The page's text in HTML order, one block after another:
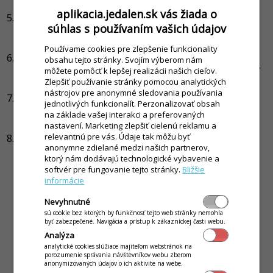
Skontrolujte, či je správne nastavený "Typ-> Účet
bankový" a "Druh-> 1 - Úhrady stravy účet". Doplnte
číslo výpisu.
Do formulára zo zoznamom úhrad kliknite pravým
tlačidlo myši. Zo zobrazenej ponuky vyberte možnosť
Načítať výpis" a vyberte banku.
Vyberte vo Vašom počítači adresár v ktorom máte
výpisy uložené a vyberte konkrétny výpis, výber
potvrdíte kliknutím na tlačidlo OK.
V zobrazenom formulári "Hromadná úhrada
zobrazia naimportované úhrady.
Ak je záznam označený zelenou farbou, aplikácia
korektne spárovala platbu so stravníkom. (V stĺpci
suma sa nachádza údaj o výške platby daného
stravníka. V stĺpci Neuhradené, je zobrazená
čiastka, ktorá zostáva stravníkovi doplatiť. V
prípade, že je táto suma označená s mínusovým
znamienkom, je to preplatok stravníka. V stĺpci
rozdiel, je finančný rozdiel úhrady, oproti
aplikacia.jedalen.sk vás žiada o
súhlas s používaním vašich údajov
Používame cookies pre zlepšenie funkcionality
obsahu tejto stránky. Svojím výberom nám
môžete pomôcť k lepšej realizácii našich cieľov.
Zlepšiť používanie stránky pomocou analytických
nástrojov pre anonymné sledovania používania
jednotlivých funkcionalít. Perzonalizovať obsah
na základe vašej interakci a preferovaných
nastavení. Marketing zlepšiť cielenú reklamu a
relevantnú pre vás. Údaje tak môžu byť
anonymne zdielané medzi našich partnerov,
ktorý nám dodávajú technologické vybavenie a
softvér pre fungovanie tejto stránky.Bližšie
informácie
Nevyhnutné
sú cookie bez ktorých by funkčnosť tejto web stránky nemohla
byť zabezpečené. Navigácia a prístup k zákazníckej časti webu.
Analýza
analytické cookies slúžiace majiteľom webstránok na
porozumenie správania návštevníkov webu zberom
anonymizovaných údajov o ich aktivite na webe.